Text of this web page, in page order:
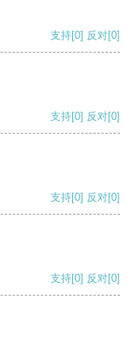
支持[0] 反对[0]
支持[0] 反对[0]
支持[0] 反对[0]
支持[0] 反对[0]